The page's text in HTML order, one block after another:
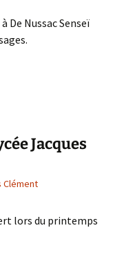
De Nussac Senseï
Jacques
Clément
lors du printemps